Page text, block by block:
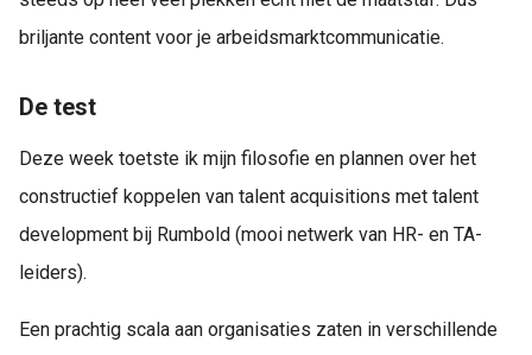
briljante content voor je arbeidsmarktcommunicatie.
De test
Deze week toetste ik mijn filosofie en plannen over het
constructief koppelen van talent acquisitions met talent
development bij Rumbold (mooi netwerk van HR- en TA-
leiders).
Een prachtig scala aan organisaties zaten in verschillende